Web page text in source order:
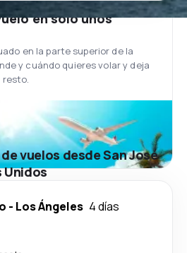
en solo unos
en la parte superior de la
y cuándo quieres volar y deja
resto.
vuelos desde San José
Unidos
- Los Ángeles 4 días